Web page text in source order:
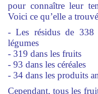
pour connaître leur
Voici ce qu’elle a
- Les résidus de 338
légumes
- 319 dans les fruits
- 93 dans les céréales
- 34 dans les produits
Cependant, tous les